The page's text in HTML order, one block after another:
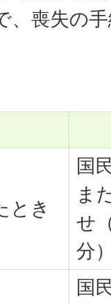
、喪失の
とき
国
ま
せ
分
国